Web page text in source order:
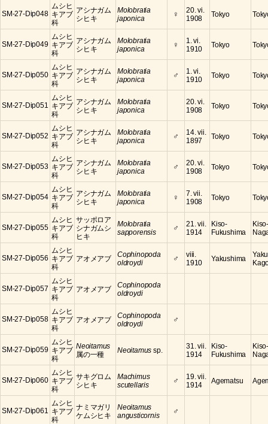
SM-27-Dip048
ムシヒ
キアブ
科
アシナガム
シヒキ
Molobratia
japonica
♀
20. vi.
1908
Tokyo
SM-27-Dip049
ムシヒ
キアブ
科
アシナガム
シヒキ
Molobratia
japonica
♀
1. vi.
1910
Tokyo
SM-27-Dip050
ムシヒ
キアブ
科
アシナガム
シヒキ
Molobratia
japonica
♂
1. vi.
1910
Tokyo
SM-27-Dip051
ムシヒ
キアブ
科
アシナガム
シヒキ
Molobratia
japonica
20. vi.
1908
Tokyo
SM-27-Dip052
ムシヒ
キアブ
科
アシナガム
シヒキ
Molobratia
japonica
♂
14. vii.
1897
Tokyo
SM-27-Dip053
ムシヒ
キアブ
科
アシナガム
シヒキ
Molobratia
japonica
♂
20. vi.
1908
Tokyo
SM-27-Dip054
ムシヒ
キアブ
科
アシナガム
シヒキ
Molobratia
japonica
♀
7. vii.
1908
Tokyo
SM-27-Dip055
ムシヒ
キアブ
科
サッポロア
シナガムシ
ヒキ
Molobratia
sapporensis
♂
21. vii.
1914
Kiso-
Fukushima
SM-27-Dip056
ムシヒ
キアブ
科
アオメアブ
Cophinopoda
oldroydi
♂
viii.
1910
Yakushima
SM-27-Dip057
ムシヒ
キアブ
科
アオメアブ
Cophinopoda
oldroydi
SM-27-Dip058
ムシヒ
キアブ
科
アオメアブ
Cophinopoda
oldroydi
♂
SM-27-Dip059
ムシヒ
キアブ
科
Neoitamus
属の一種
Neoitamus sp.
31. vii.
1914
Kiso-
Fukushima
SM-27-Dip060
ムシヒ
キアブ
科
サキグロム
シヒキ
Machimus
scutellaris
♂
19. vii.
1914
Agematsu
SM-27-Dip061
ムシヒ
キアブ
科
ナミマガリ
ケムシヒキ
Neoitamus
angusticornis
♂